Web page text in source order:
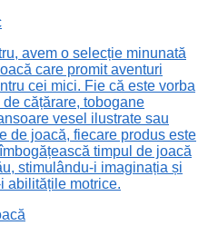
avem o selecție minunată
care promit aventuri
cei mici. Fie că este vorba
cățărare, tobogane
vesel ilustrate sau
de joacă, fiecare produs este
timpul de joacă
stimulându-i imaginația și
abilitățile motrice.